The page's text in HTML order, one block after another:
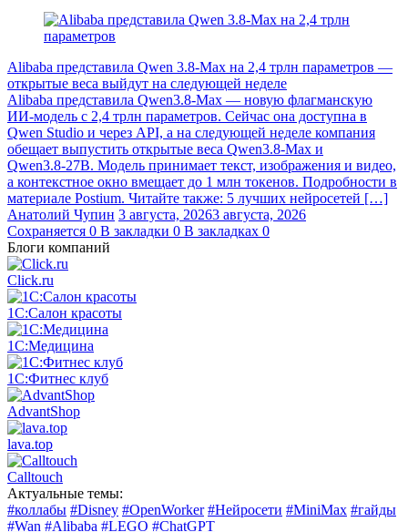
Alibaba представила Qwen 3.8‑Max на 2,4 трлн параметров —
открытые веса выйдут на следующей неделе
Alibaba представила Qwen3.8‑Max — новую флагманскую
ИИ-модель с 2,4 трлн параметров. Сейчас она доступна в
Qwen Studio и через API, а на следующей неделе компания
обещает выпустить открытые веса Qwen3.8‑Max и
Qwen3.8‑27B. Модель принимает текст, изображения и видео,
а контекстное окно вмещает до 1 млн токенов. Подробности в
материале Postium. Читайте также: 5 лучших нейросетей […]
Анатолий Чупин 3 августа, 20263 августа, 2026
Сохраняется 0 В закладки 0 В закладках 0
Блоги компаний
Click.ru
1С:Салон красоты
1С:Медицина
1С:Фитнес клуб
AdvantShop
lava.top
Calltouch
Актуальные темы:
#коллабы #Disney #OpenWorker #Нейросети #MiniMax #гайды
#Wan #Alibaba #LEGO #ChatGPT